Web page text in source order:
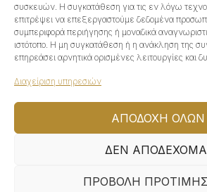
συσκευών. Η συγκατάθεση για τις εν λόγω
επιτρέψει να επεξεργαστούμε δεδομένα
συμπεριφορά περιήγησης ή μοναδικά
ιστότοπο. Η μη συγκατάθεση ή η ανάκληση της
επηρεάσει αρνητικά ορισμένες λειτουργίες και
Διαχείριση υπηρεσιών
ΑΠΟΔΟΧΉ ΌΛΩΝ
ΔΕΝ
ΠΡΟΒΟΛΉ
© 2022 ATHENA\V, All Rights